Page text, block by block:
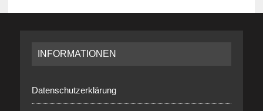
INFORMATIONEN
Datenschutzerklärung